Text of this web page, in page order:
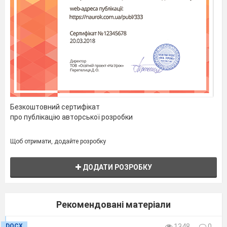
ІІІ рівень
Безкоштовний сертифікат
про публікацію авторської розробки
Щоб отримати, додайте розробку
ДОДАТИ РОЗРОБКУ
Рекомендовані матеріали